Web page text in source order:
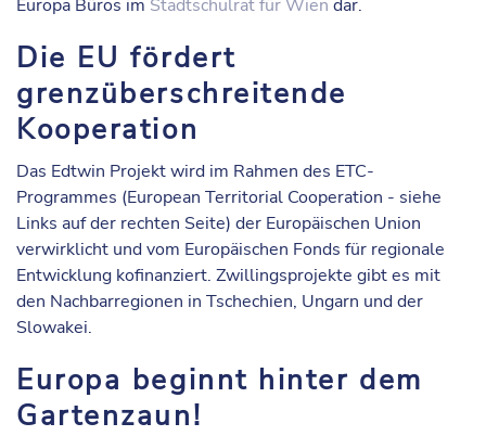
Europa Büros im Stadtschulrat für Wien dar.
Die EU fördert
grenzüberschreitende
Kooperation
Das Edtwin Projekt wird im Rahmen des ETC-
Programmes (European Territorial Cooperation - siehe
Links auf der rechten Seite) der Europäischen Union
verwirklicht und vom Europäischen Fonds für regionale
Entwicklung kofinanziert. Zwillingsprojekte gibt es mit
den Nachbarregionen in Tschechien, Ungarn und der
Slowakei.
Europa beginnt hinter dem
Gartenzaun!